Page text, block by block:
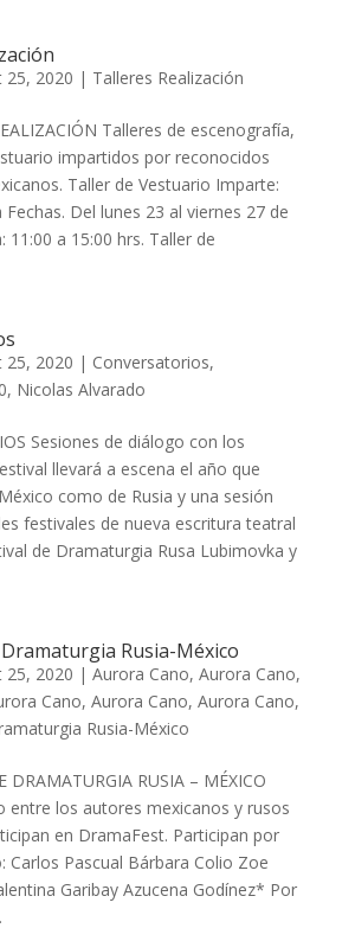
25, 2020 | Talleres Realización
Talleres de escenografía,
impartidos por reconocidos
Taller de Vestuario Imparte:
Fechas. Del lunes 23 al viernes 27 de
11:00 a 15:00 hrs. Taller de
25, 2020 | Conversatorios,
, Nicolas Alvarado
Sesiones de diálogo con los
llevará a escena el año que
como de Rusia y una sesión
festivales de nueva escritura teatral
de Dramaturgia Rusa Lubimovka y
Rusia-México
25, 2020 | Aurora Cano, Aurora Cano,
Cano, Aurora Cano, Aurora Cano,
Rusia-México
DRAMATURGIA RUSIA – MÉXICO
entre los autores mexicanos y rusos
en DramaFest. Participan por
Carlos Pascual Bárbara Colio Zoe
Garibay Azucena Godínez* Por